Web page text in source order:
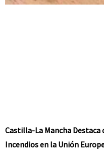
Castilla-La Mancha
Incendios en la Unión